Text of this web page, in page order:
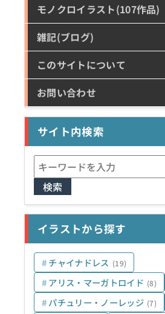
モノクロイラスト(107作品)
雑記(ブログ)
このサイトについて
お問い合わせ
サイト内検索
検
索:
イラストから探す
チャイナドレス (19)
アリス・マーガトロイド (8)
パチュリー・ノーレッジ (7)